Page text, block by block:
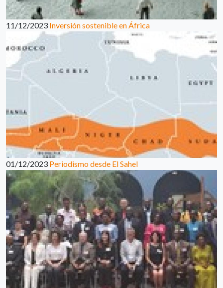
11/12/2023 Inversión sostenible en África
01/12/2023 Periodismo desde El Sahel